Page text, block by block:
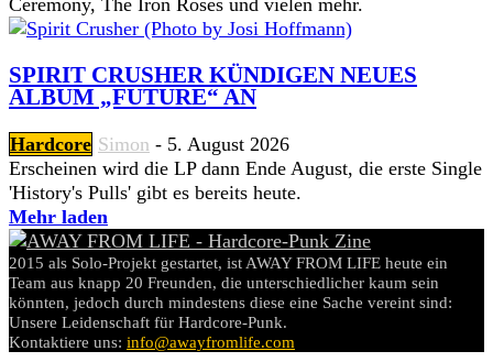
Ceremony, The Iron Roses und vielen mehr.
SPIRIT CRUSHER KÜNDIGEN NEUES
ALBUM „FUTURE“ AN
Hardcore Simon - 5. August 2026
Erscheinen wird die LP dann Ende August, die erste Single
'History's Pulls' gibt es bereits heute.
Mehr laden
2015 als Solo-Projekt gestartet, ist AWAY FROM LIFE heute ein
Team aus knapp 20 Freunden, die unterschiedlicher kaum sein
könnten, jedoch durch mindestens diese eine Sache vereint sind:
Unsere Leidenschaft für Hardcore-Punk.
Kontaktiere uns: info@awayfromlife.com